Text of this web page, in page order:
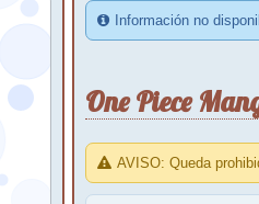
Información no
One Piece
AVISO: Queda